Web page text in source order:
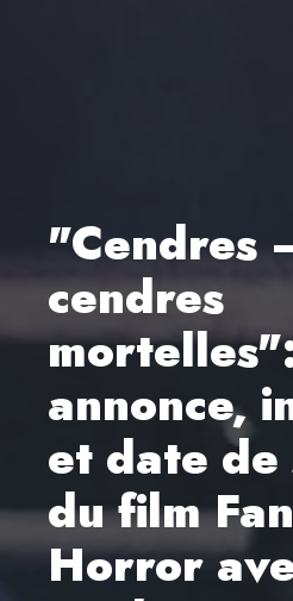
"Cendres
cendres
annonce,
et date
du film
Horror